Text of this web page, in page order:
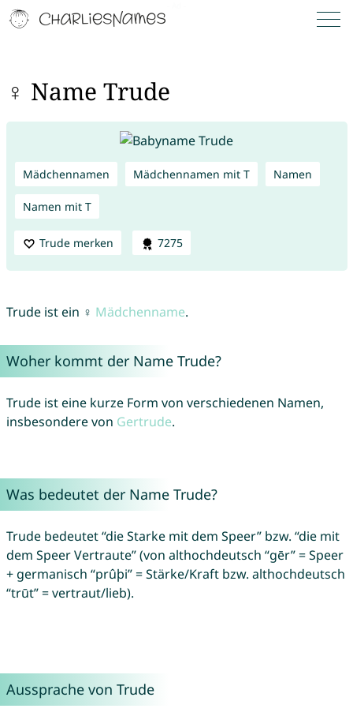
♀ Name Trude
Mädchennamen Mädchennamen mit T Namen
Namen mit T
Trude merken 7275
Trude ist ein ♀ Mädchenname.
Woher kommt der Name Trude?
Trude ist eine kurze Form von verschiedenen Namen,
insbesondere von Gertrude.
Was bedeutet der Name Trude?
Trude bedeutet “die Starke mit dem Speer” bzw. “die mit
dem Speer Vertraute” (von althochdeutsch “gēr” = Speer
+ germanisch “prûþi” = Stärke/Kraft bzw. althochdeutsch
“trūt” = vertraut/lieb).
Aussprache von Trude